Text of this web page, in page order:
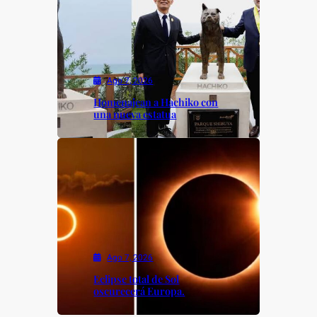
Ago 7, 2026
Homenajean a Hachiko con
una nueva estatua
Ago 7, 2026
Eclipse total de Sol
oscurecerá Europa.